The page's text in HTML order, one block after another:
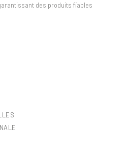
des produits fiables